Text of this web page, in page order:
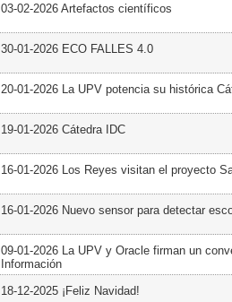
03-02-2026 Artefactos científicos
30-01-2026 ECO FALLES 4.0
20-01-2026 La UPV potencia su histórica
19-01-2026 Cátedra IDC
16-01-2026 Los Reyes visitan el proyecto
16-01-2026 Nuevo sensor para detectar
09-01-2026 La UPV y Oracle firman un
Información
18-12-2025 ¡Feliz Navidad!